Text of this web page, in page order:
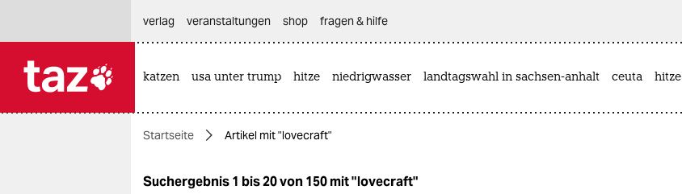
themen
politik
verlag
veranstaltungen shop fragen & hilfe
katzen usa unter trump hitze niedrigwasser landtagswahl in sachsen-anhalt ceuta hitze
Startseite Artikel mit "lovecraft"
Suchergebnis 1 bis 20 von 150 mit "lovecraft"